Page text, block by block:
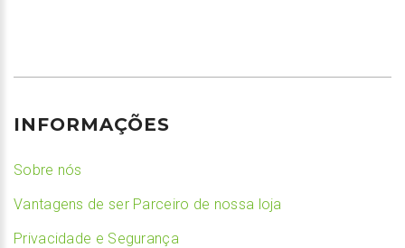
INFORMAÇÕES
Sobre nós
Vantagens de ser Parceiro de nossa loja
Privacidade e Segurança